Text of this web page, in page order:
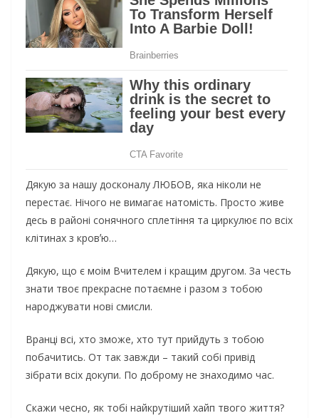
Дякую за нашу досконалу ЛЮБОВ, яка ніколи не
перестає. Нічого не вимагає натомість. Просто живе
десь в районі сонячного сплетіння та циркулює по всіх
клітинах з кровʼю…
Дякую, що є моім Вчителем і кращим другом. За честь
знати твоє прекрасне потаємне і разом з тобою
народжувати нові смисли.
Вранці всі, хто зможе, хто тут прийдуть з тобою
побачитись. От так завжди – такий собі привід
зібрати всіх докупи. По доброму не знаходимо час.
Скажи чесно, як тобі найкрутіший хайп твого життя?